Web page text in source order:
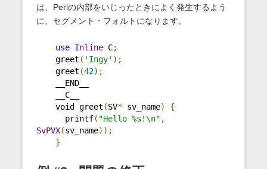
は、Perlの内部をいじったときによく発生するよう
に、セグメント・フォルトになります。
use Inline C;
greet ( 'Ingy' );
greet (42);
__END__
__C__
void greet (SV* sv_name)
{
printf( "Hello %s!\n" ,
SvPVX(sv_name));
}